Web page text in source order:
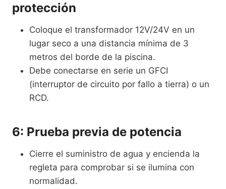
protección
Coloque el transformador 12V/24V en un
lugar seco a una distancia mínima de 3
metros del borde de la piscina.
Debe conectarse en serie un GFCI
(interruptor de circuito por fallo a tierra) o un
RCD.
6: Prueba previa de potencia
Cierre el suministro de agua y encienda la
regleta para comprobar si se ilumina con
normalidad.